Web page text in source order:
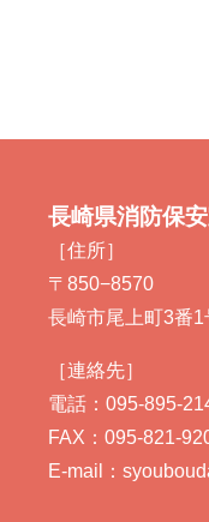
長崎県消防保
［住所］
〒850−8570
長崎市尾上町3番1
［連絡先］
電話：095-895-
FAX：095-821-
E-mail：